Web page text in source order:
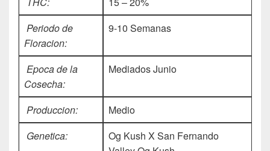
Periodo de
Floracion:
9-10 Semanas
Epoca de la
Cosecha:
Mediados Junio
Produccion:
Medio
Genetica:
Og Kush X San Fernando